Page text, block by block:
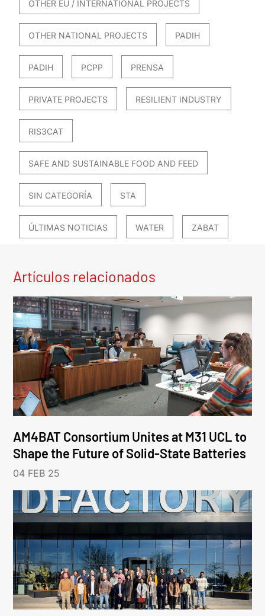
OTHER EU / INTERNATIONAL PROJECTS
OTHER NATIONAL PROJECTS PADIH
PADIH PCPP PRENSA
PRIVATE PROJECTS RESILIENT INDUSTRY
RIS3CAT
SAFE AND SUSTAINABLE FOOD AND FEED
SIN CATEGORÍA STA
ÚLTIMAS NOTICIAS WATER ZABAT
Artículos relacionados
AM4BAT Consortium Unites at M31 UCL to
Shape the Future of Solid-State Batteries
04 FEB 25